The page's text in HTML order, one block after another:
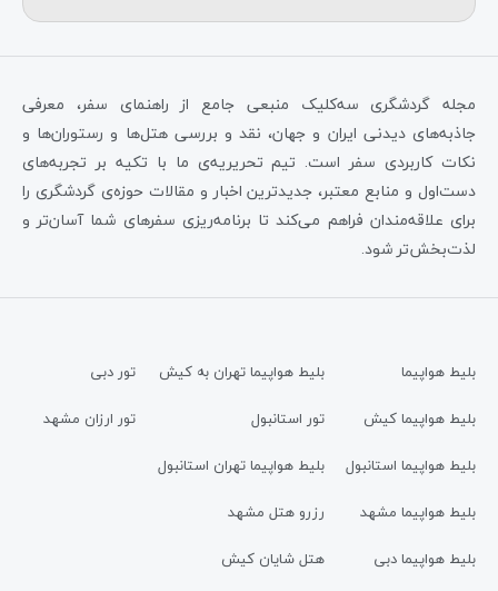
مجله گردشگری سه‌کلیک منبعی جامع از راهنمای سفر، معرفی
جاذبه‌های دیدنی ایران و جهان، نقد و بررسی هتل‌ها و رستوران‌ها و
نکات کاربردی سفر است. تیم تحریریه‌ی ما با تکیه بر تجربه‌های
دست‌اول و منابع معتبر، جدیدترین اخبار و مقالات حوزه‌ی گردشگری را
برای علاقه‌مندان فراهم می‌کند تا برنامه‌ریزی سفرهای شما آسان‌تر و
لذت‌بخش‌تر شود.
بلیط هواپیما
بلیط هواپیما کیش
بلیط هواپیما استانبول
بلیط هواپیما مشهد
بلیط هواپیما دبی
بلیط هواپیما تهران به کیش
تور استانبول
بلیط هواپیما تهران استانبول
رزرو هتل مشهد
هتل شایان کیش
تور دبی
تور ارزان مشهد